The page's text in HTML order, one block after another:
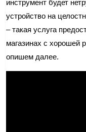
инструмент будет
устройство на
– такая услуга
магазинах с хорошей
опишем далее.